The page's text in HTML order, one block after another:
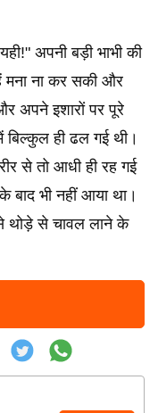
अपनी बड़ी भाभी की
मना ना कर सकी और
अपने इशारों पर पूरे
बिल्कुल ही ढल गई थी।
से तो आधी ही रह गई
बाद भी नहीं आया था।
थोड़े से चावल लाने के